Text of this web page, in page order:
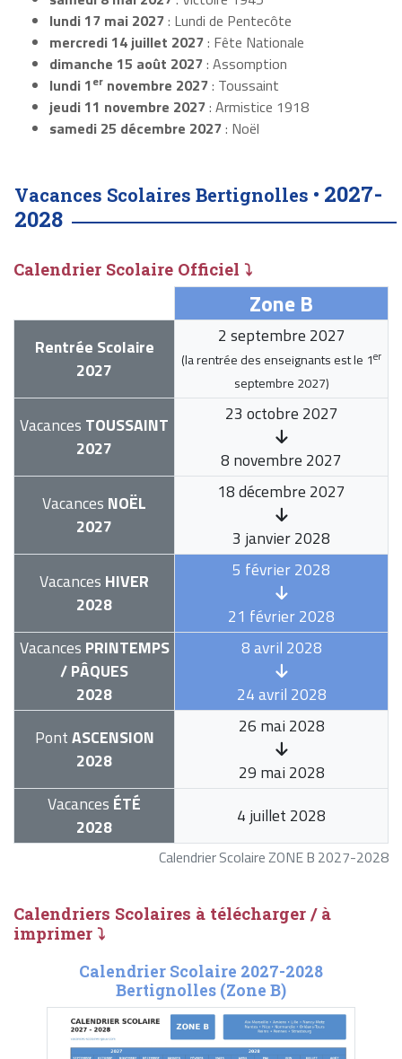
lundi 17 mai 2027: Lundi de Pentecôte
mercredi 14 juillet 2027: Fête Nationale
dimanche 15 août 2027: Assomption
lundi 1er novembre 2027: Toussaint
jeudi 11 novembre 2027: Armistice 1918
samedi 25 décembre 2027: Noël
Vacances Scolaires Bertignolles • 2027-
2028
Calendrier Scolaire Officiel ⤵
Calendrier Scolaire ZONE B 2027-2028
Zone B
Rentrée Scolaire
2027
2 septembre 2027
(la rentrée des enseignants est le 1er
septembre 2027)
Vacances TOUSSAINT
2027
23 octobre 2027
8 novembre 2027
Vacances NOËL
2027
18 décembre 2027
3 janvier 2028
Vacances HIVER
2028
5 février 2028
21 février 2028
Vacances PRINTEMPS
/ PÂQUES
2028
8 avril 2028
24 avril 2028
PontASCENSION
2028
26 mai 2028
29 mai 2028
Vacances ÉTÉ
2028
4 juillet 2028
Calendriers Scolaires à télécharger / à
imprimer ⤵
Calendrier Scolaire 2027-2028
Bertignolles (Zone B)